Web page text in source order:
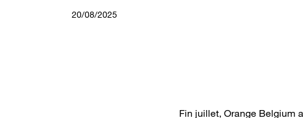
20/08/2025
Fin juillet, Orange Belgium